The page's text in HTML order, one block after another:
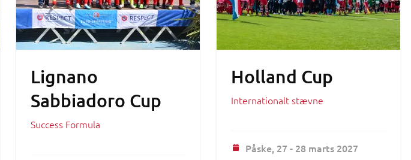
Lignano
Sabbiadoro Cup
Success Formula
Holland Cup
Internationalt stævne
Påske, 27 - 28 marts 2027